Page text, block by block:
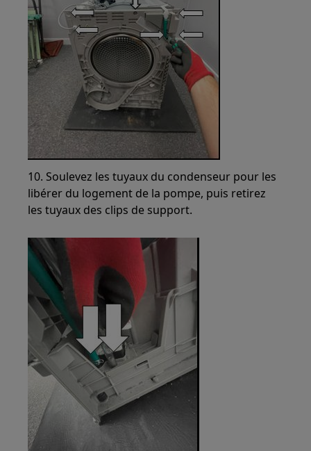
10. Soulevez les tuyaux du condenseur pour les
libérer du logement de la pompe, puis retirez
les tuyaux des clips de support.